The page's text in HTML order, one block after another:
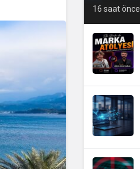
16 saat önce